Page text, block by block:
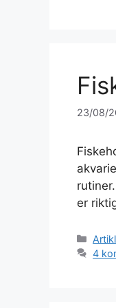
23/08/
er
4